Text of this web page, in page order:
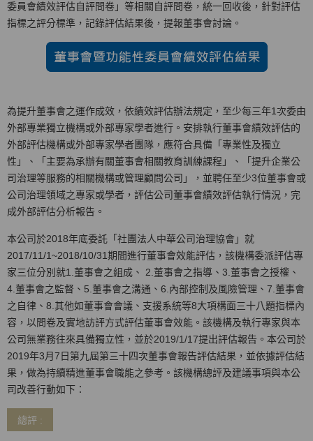
委員會績效評估自評問卷」等相關自評問卷，統一回收後，針對評估
指標之評分標準，記錄評估結果後，提報董事會討論。
為提升董事會之運作成效，依績效評估辦法規定，至少每三年1次委由
外部專業獨立機構或外部專家學者進行。安排執行董事會績效評估的
外部評估機構或外部專家學者團隊，應符合具備「專業性及獨立
性」、「主要為承辦有關董事會相關教育訓練課程」、「提升企業公
司治理等服務的相關機構或管理顧問公司」，並聘任至少3位董事會或
公司治理領域之專家或學者，評估公司董事會績效評估執行情況，完
成外部評估分析報告。
本公司於2018年底委託「社團法人中華公司治理協會」就
2017/11/1~2018/10/31期間進行董事會效能評估，該機構委派評估專
家三位分別就1.董事會之組成、 2.董事會之指導、3.董事會之授權、
4.董事會之監督、5.董事會之溝通、6.內部控制及風險管理、7.董事會
之自律、8.其他如董事會會議、支援系統等8大項構面三十八題指標內
容，以問卷及實地訪評方式評估董事會效能。該機構及執行專家與本
公司無業務往來具備獨立性，並於2019/1/17提出評估報告。本公司於
2019年3月7日第九屆第三十四次董事會報告評估結果，並依據評估結
果，做為持續精進董事會職能之參考。該機構總評及建議事項與本公
司改善行動如下：
總評 :